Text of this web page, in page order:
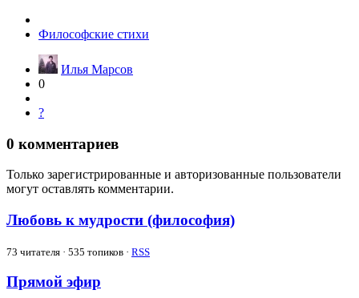
Философские стихи
Илья Марсов
0
?
0 комментариев
Только зарегистрированные и авторизованные пользователи
могут оставлять комментарии.
Любовь к мудрости (философия)
73 читателя · 535 топиков · RSS
Прямой эфир